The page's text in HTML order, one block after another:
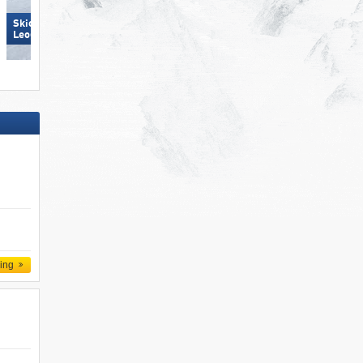
Skicircus Saalbach Hinterglemm
Leogang Fieberbrunn
KitzSki – Kitzbühel/​Kirchberg